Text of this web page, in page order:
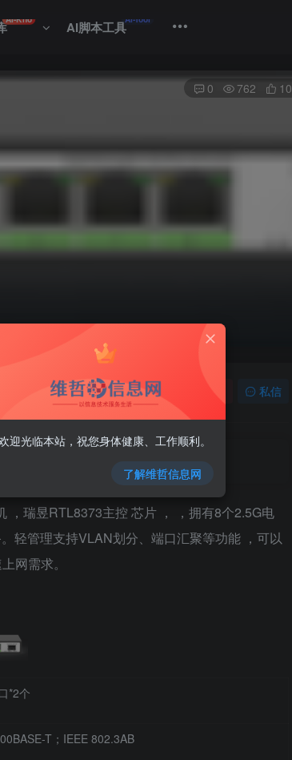
AI-Kno AI脚本工具AI-Tool
0 762 10
关注 私信
then we will be winners in life.
经成了人生的赢家
，瑞昱RTL8373主控 芯片 ， ，拥有8个2.5G电
轻管理支持VLAN划分、端口汇聚等功能 ，可以
网需求。
*2个
T；IEEE 802.3AB
迎光临本站，祝您身体健康、工作顺利。
了解维哲信息网